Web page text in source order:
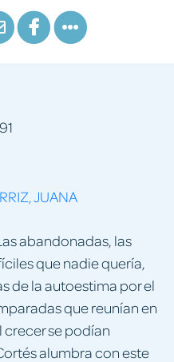
abandonadas, las
que nadie quería,
de la autoestima por el
que reunían en
crecer se podían
alumbra con este
JUANA